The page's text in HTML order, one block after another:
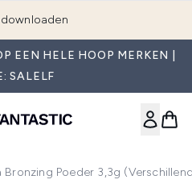
LF Beauty Plus+
EEN HELE HOOP MERKEN |
SALELF
Bronzing Poeder 3,3g